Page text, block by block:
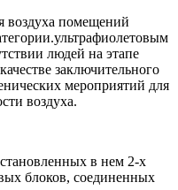
воздуха помещений
людей на этапе
заключительного
мероприятий для
воздуха.
в нем 2-х
блоков, соединенных